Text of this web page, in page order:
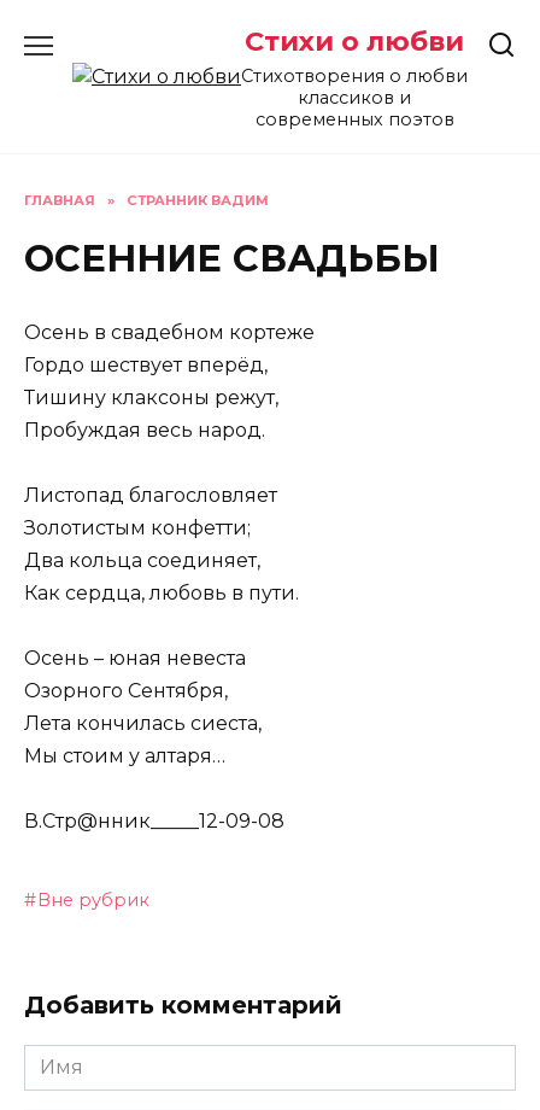
содержанию
Стихи о любви
Стихотворения о любви
классиков и
современных поэтов
ГЛАВНАЯ » СТРАННИК ВАДИМ
ОСЕННИЕ СВАДЬБЫ
Осень в свадебном кортеже
Гордо шествует вперёд,
Тишину клаксоны режут,
Пробуждая весь народ.
Листопад благословляет
Золотистым конфетти;
Два кольца соединяет,
Как сердца, любовь в пути.
Осень – юная невеста
Озорного Сентября,
Лета кончилась сиеста,
Мы стоим у алтаря…
В.Стр@нник_____12-09-08
Вне рубрик
Добавить комментарий
Имя